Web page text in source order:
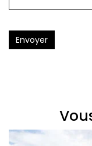
Envoyer